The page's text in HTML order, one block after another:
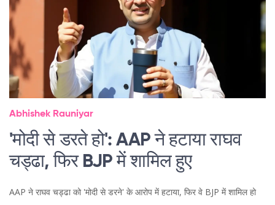
Abhishek Rauniyar
'मोदी से डरते हो': AAP ने हटाया राघव
चड्ढा, फिर BJP में शामिल हुए
AAP ने राघव चड्ढा को 'मोदी से डरने' के आरोप में हटाया, फिर वे BJP में शामिल हो